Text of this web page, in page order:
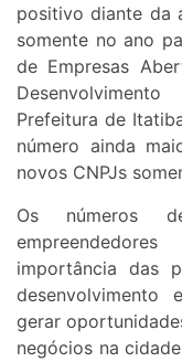
positivo diante da
somente no ano
de Empresas
Prefeitura de
número ainda
novos CNPJs
Os números
importância das
desenvolvimento
gerar
negócios na